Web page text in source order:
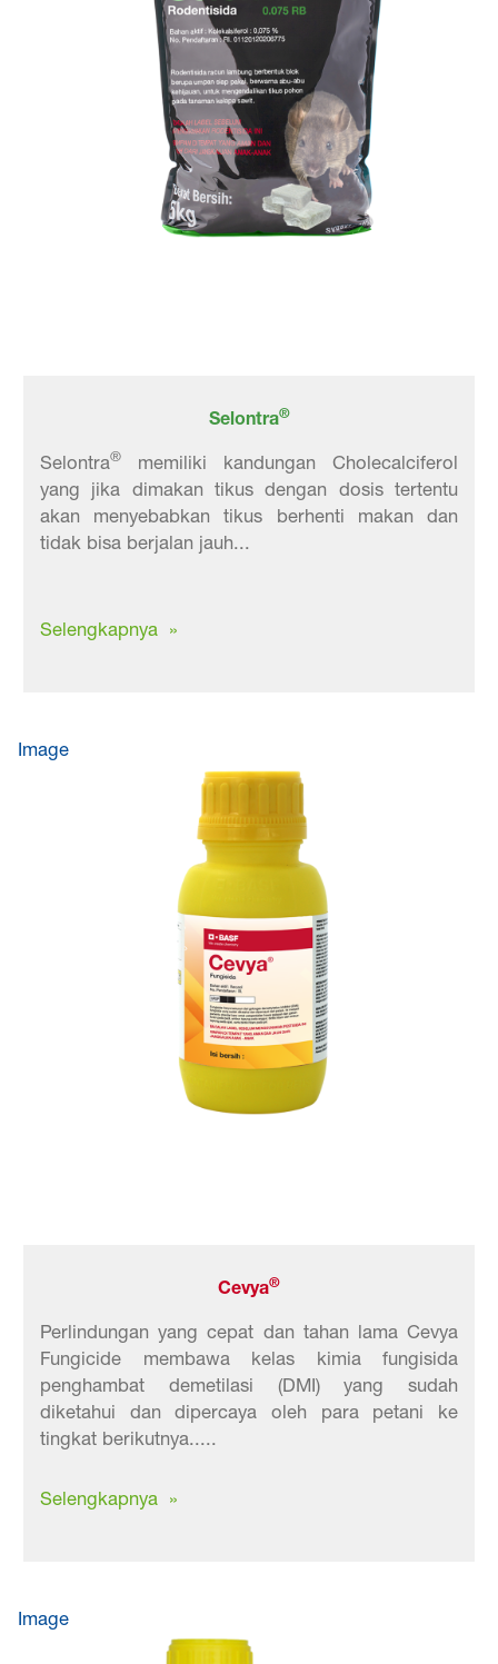
Selontra®
Selontra®
memiliki kandungan Cholecalciferol
yang jika dimakan tikus dengan dosis tertentu
akan menyebabkan tikus berhenti makan dan
tidak bisa berjalan jauh...
Selengkapnya »
Image
Cevya®
Perlindungan yang cepat dan tahan lama Cevya
Fungicide membawa kelas kimia fungisida
penghambat demetilasi (DMI) yang sudah
diketahui dan dipercaya oleh para petani ke
tingkat berikutnya.....
Selengkapnya »
Image